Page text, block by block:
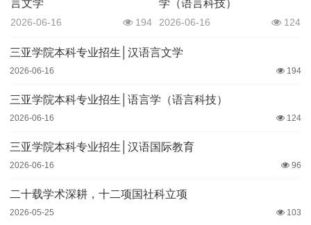
言文学
2026-06-16 194
学（语言科技）
2026-06-16 124
三亚学院本科专业招生│汉语言文学
2026-06-16 194
三亚学院本科专业招生│语言学（语言科技）
2026-06-16 124
三亚学院本科专业招生│汉语国际教育
2026-06-16 96
二十载学术深耕，十二项国社科立项
2026-05-25 103